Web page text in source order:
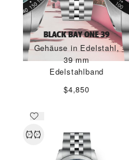
BLACK BAY ONE 39
Gehäuse in Edelstahl,
39 mm
Edelstahlband
$4,850